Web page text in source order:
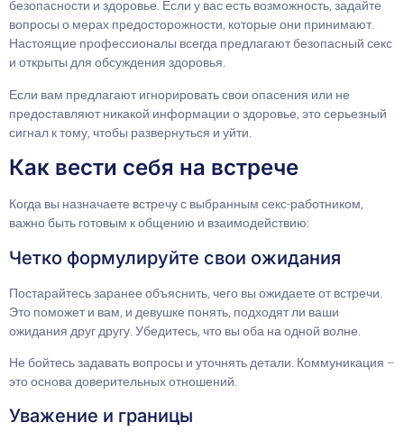
безопасности и здоровье. Если у вас есть возможность, задайте
вопросы о мерах предосторожности, которые они принимают.
Настоящие профессионалы всегда предлагают безопасный секс
и открыты для обсуждения здоровья.
Если вам предлагают игнорировать свои опасения или не
предоставляют никакой информации о здоровье, это серьезный
сигнал к тому, чтобы развернуться и уйти.
Как вести себя на встрече
Когда вы назначаете встречу с выбранным секс-работником,
важно быть готовым к общению и взаимодействию:
Четко формулируйте свои ожидания
Постарайтесь заранее объяснить, чего вы ожидаете от встречи.
Это поможет и вам, и девушке понять, подходят ли ваши
ожидания друг другу. Убедитесь, что вы оба на одной волне.
Не бойтесь задавать вопросы и уточнять детали. Коммуникация –
это основа доверительных отношений.
Уважение и границы